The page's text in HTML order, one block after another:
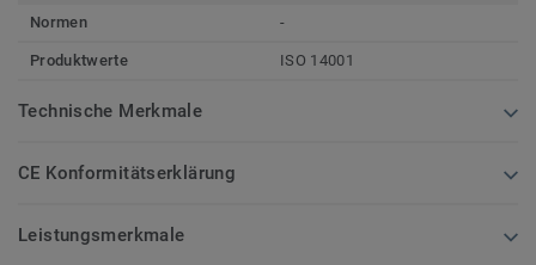
Normen
-
Produktwerte ISO 14001
Technische Merkmale
CE Konformitätserklärung
Leistungsmerkmale